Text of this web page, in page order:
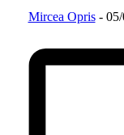
Mircea Opris -